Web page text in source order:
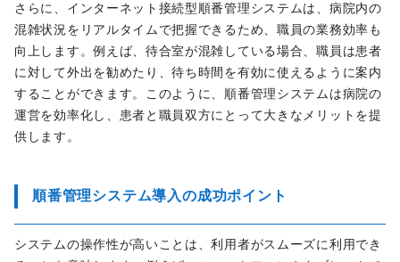
さらに、インターネット接続型順番管理システムは、病院内の
混雑状況をリアルタイムで把握できるため、職員の業務効率も
向上します。例えば、待合室が混雑している場合、職員は患者
に対して外出を勧めたり、待ち時間を有効に使えるように案内
することができます。このように、順番管理システムは病院の
運営を効率化し、患者と職員双方にとって大きなメリットを提
供します。
順番管理システム導入の成功ポイント
システムの操作性が高いことは、利用者がスムーズに利用でき